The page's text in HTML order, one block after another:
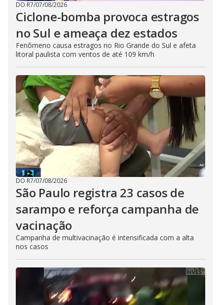
DO R7/07/08/2026
Ciclone-bomba provoca estragos
no Sul e ameaça dez estados
Fenômeno causa estragos no Rio Grande do Sul e afeta
litoral paulista com ventos de até 109 km/h
DO R7/07/08/2026
São Paulo registra 23 casos de
sarampo e reforça campanha de
vacinação
Campanha de multivacinação é intensificada com a alta
nos casos